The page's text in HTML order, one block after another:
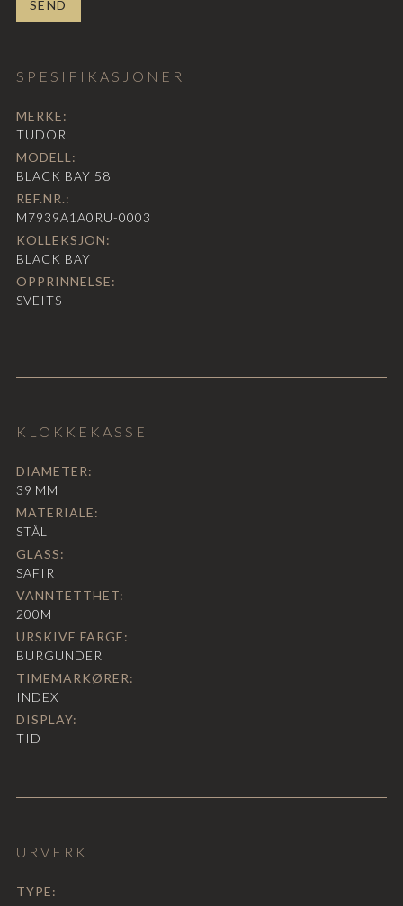
SPESIFIKASJONER
MERKE:
TUDOR
MODELL:
BLACK BAY 58
REF.NR.:
M7939A1A0RU-0003
KOLLEKSJON:
BLACK BAY
OPPRINNELSE:
SVEITS
KLOKKEKASSE
DIAMETER:
39 MM
MATERIALE:
STÅL
GLASS:
SAFIR
VANNTETTHET:
200M
URSKIVE FARGE:
BURGUNDER
TIMEMARKØRER:
INDEX
DISPLAY:
TID
URVERK
TYPE: